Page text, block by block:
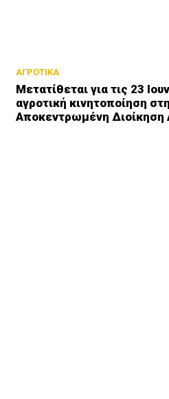
ΑΓΡΟΤΙΚΑ
Μετατίθεται για τις 23
αγροτική κινητοποίηση
Αποκεντρωμένη Διοίκηση